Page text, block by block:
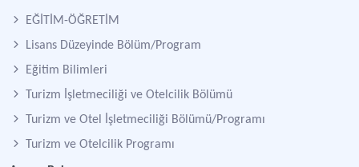
EĞİTİM-ÖĞRETİM
Lisans Düzeyinde Bölüm/Program
Eğitim Bilimleri
Turizm İşletmeciliği ve Otelcilik Bölümü
Turizm ve Otel İşletmeciliği Bölümü/Programı
Turizm ve Otelcilik Programı